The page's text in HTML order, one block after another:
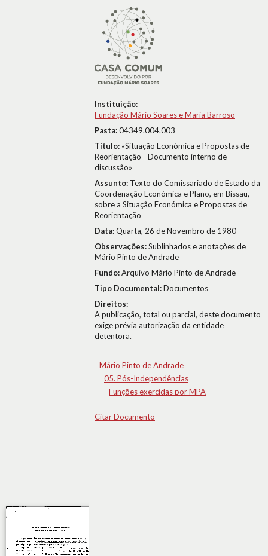
Instituição:
Fundação Mário Soares e Maria Barroso
Pasta:04349.004.003
Título: «Situação Económica e Propostas de
Reorientação - Documento interno de
discussão»
Assunto: Texto do Comissariado de Estado da
Coordenação Económica e Plano, em Bissau,
sobre a Situação Económica e Propostas de
Reorientação
Data:Quarta, 26 de Novembro de 1980
Observações:Sublinhados e anotações de
Mário Pinto de Andrade
Fundo:Arquivo Mário Pinto de Andrade
Tipo Documental:Documentos
Direitos:
A publicação, total ou parcial, deste documento
exige prévia autorização da entidade
detentora.
Mário Pinto de Andrade
05. Pós-Independências
Funções exercidas por MPA
Citar Documento